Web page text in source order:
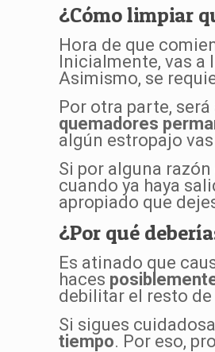
¿Cómo limpiar
Hora de que
Inicialmente, vas a
Asimismo, se
Por otra parte,
quemadores
algún estropajo
Si por alguna
cuando ya haya
apropiado que
¿Por qué
Es atinado que
haces
debilitar el resto
Si sigues
tiempo. Por eso,